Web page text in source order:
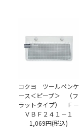
コクヨ ツールペンケ
ース＜ピープ＞ （フ
ラットタイプ） Ｆ－
ＶＢＦ２４１－１
1,069円(税込)